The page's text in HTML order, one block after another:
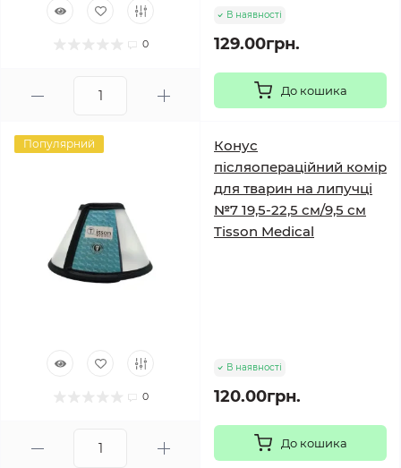
0
В наявності
129.00грн.
До кошика
Популярний
0
Конус
післяопераційний комір
для тварин на липучці
№7 19,5-22,5 см/9,5 см
Tisson Medical
В наявності
120.00грн.
До кошика